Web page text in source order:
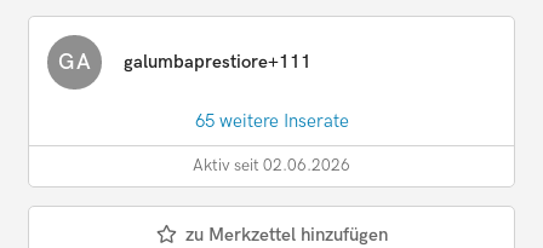
GA galumbaprestiore+111
65 weitere Inserate
Aktiv seit 02.06.2026
zu Merkzettel hinzufügen